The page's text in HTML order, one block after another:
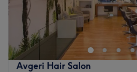
Go to venue
Avgeri Hair Salon